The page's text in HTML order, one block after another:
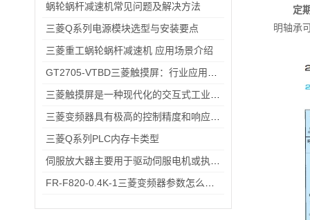
蜗轮蜗杆减速机常见问题及解决方法
三菱Q系列电源模块选型与安装要点
三菱重工蜗轮蜗杆减速机 应用场景介绍
三菱Q系列PLC内存卡类型
定
明轴承